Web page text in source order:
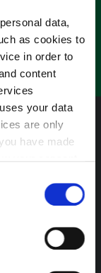
data,
as cookies to
in order to
content
your data
are only
have made
die
und